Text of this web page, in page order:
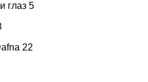
глаз 5
22